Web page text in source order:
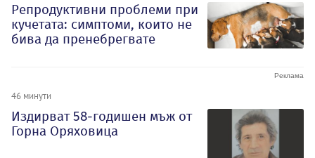
Репродуктивни проблеми при
кучетата: симптоми, които не
бива да пренебрегвате
46 минути
Издирват 58-годишен мъж от
Горна Оряховица